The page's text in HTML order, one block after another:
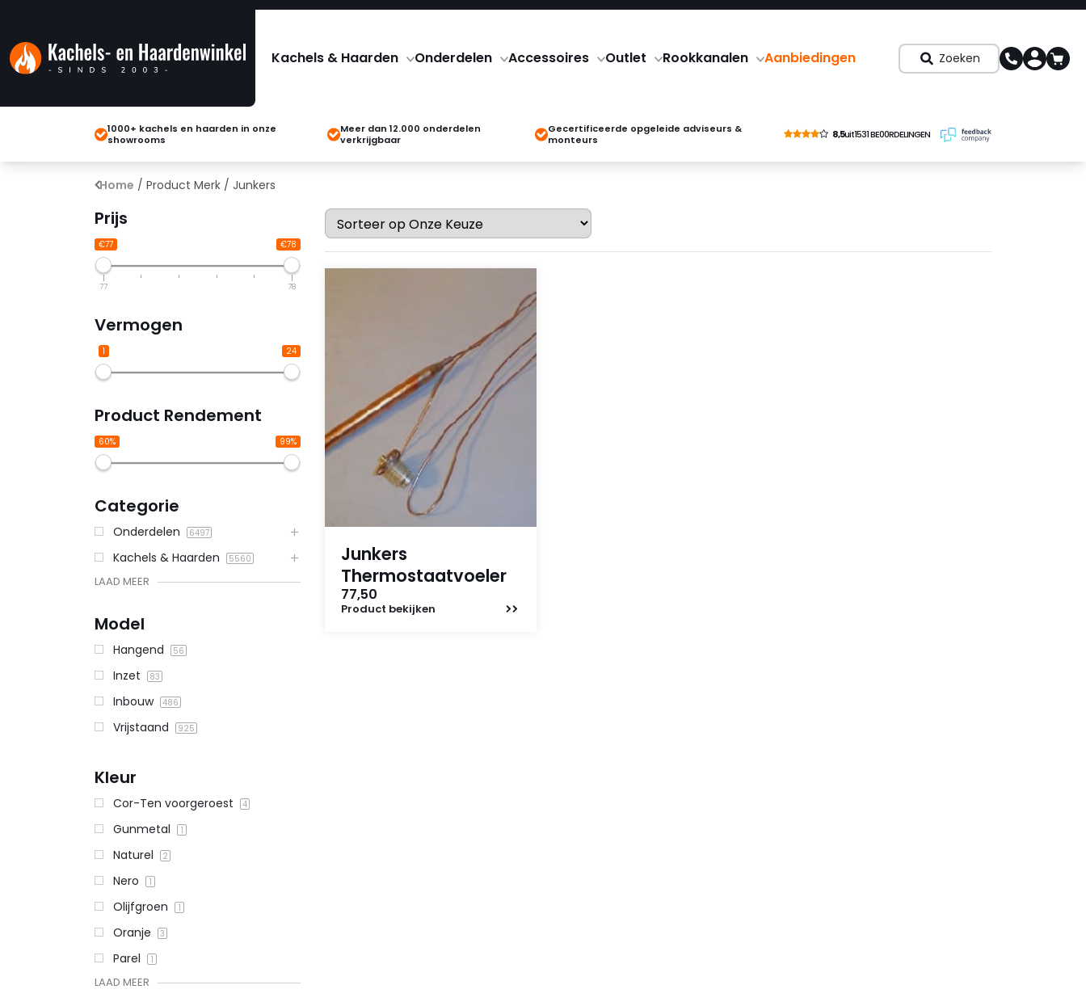
Kachels & Haarden Onderdelen Accessoires Outlet Rookkanalen Aanbiedingen Zoeken
1000+ kachels en haarden in onze
showrooms
Meer dan 12.000 onderdelen
verkrijgbaar
Gecertificeerde opgeleide adviseurs &
monteurs
8,5uit1531 BE00RDELINGEN
Home / Product Merk / Junkers
Prijs
€77 €78
77 78
Vermogen
1 24
Product Rendement
60% 99%
Categorie
Onderdelen 6497
Kachels & Haarden 5560
LAAD MEER
Model
Hangend 56
Inzet 83
Inbouw 486
Vrijstaand 925
Kleur
Cor-Ten voorgeroest 4
Gunmetal 1
Naturel 2
Nero 1
Olijfgroen 1
Oranje 3
Parel 1
LAAD MEER
Junkers
Thermostaatvoeler
77,50
Product bekijken